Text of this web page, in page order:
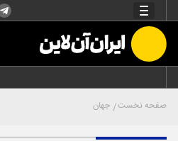
صفحه نخست جهان